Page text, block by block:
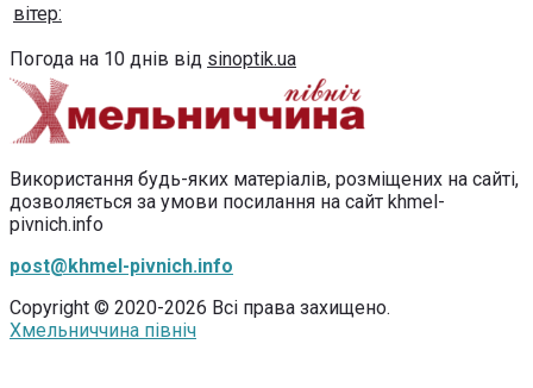
вітер:
Погода на 10 днів від sinoptik.ua
Використання будь-яких матеріалів, розміщених на сайті,
дозволяється за умови посилання на сайт khmel-
pivnich.info
post@khmel-pivnich.info
Copyright © 2020-2026 Всі права захищено.
Хмельниччина північ